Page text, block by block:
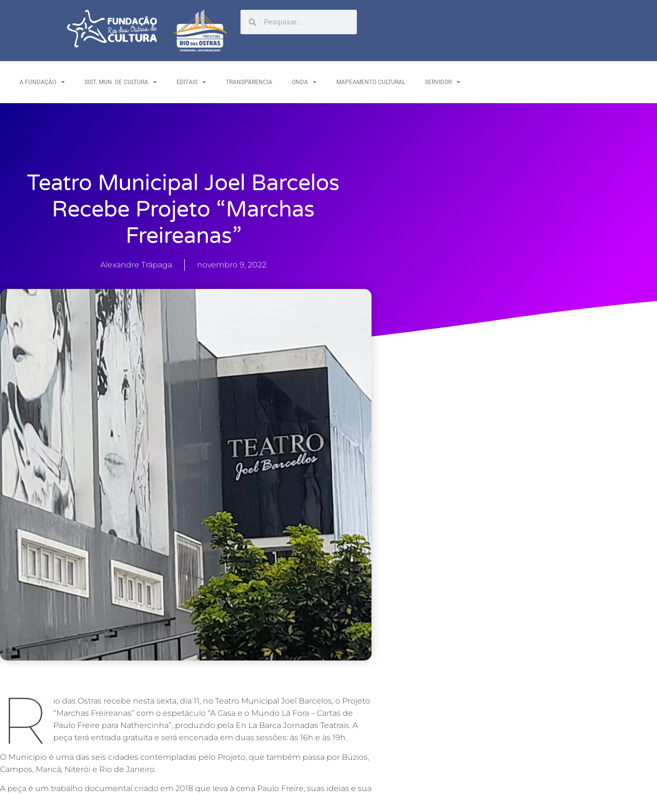
A FUNDAÇÃO SIST. MUN. DE CULTURA EDITAIS TRANSPARENCIA ONDA MAPEAMENTO CULTURAL SERVIDOR
Teatro Municipal Joel Barcelos
Recebe Projeto “Marchas
Freireanas”
Alexandre Trápaga novembro 9, 2022
R
io das Ostras recebe nesta sexta, dia 11, no Teatro Municipal Joel Barcelos, o Projeto
“Marchas Freireanas” com o espetáculo “A Casa e o Mundo Lá Fora – Cartas de
Paulo Freire para Nathercinha”, produzido pela En La Barca Jornadas Teatrais. A
peça terá entrada gratuita e será encenada em duas sessões: às 16h e às 19h.
O Município é uma das seis cidades contempladas pelo Projeto, que também passa por Búzios,
Campos, Maricá, Niterói e Rio de Janeiro.
A peça é um trabalho documental criado em 2018 que leva à cena Paulo Freire, suas ideias e sua